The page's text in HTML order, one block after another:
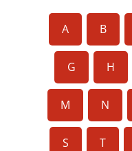
A B
G H
M N
S T